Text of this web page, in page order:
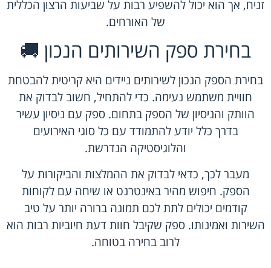
זניח, אך הוא יכול להשפיע רבות על שביעות הרצון הכללית
של האורחים.
בחירת ספק השירותים הנכון 🚚
בחירת הספק הנכון לשירותים ניידים היא קריטית להבטחת
חוויית משתמש נעימה. כדי להתחיל, חשוב לבדוק את
הוותק והניסיון של הספק בתחום. ספק עם ניסיון עשיר
בדרך כלל יודע להתמודד עם כל סוגי האירועים
והלוגיסטיקה הנדרשת.
מעבר לכך, כדאי לבדוק את ההמלצות והביקורות על
הספק. חיפוש מהיר באינטרנט או שיחה עם לקוחות
קודמים יכולים לתת לכם תמונה ברורה יותר על טיב
השירות ואמינותו. ספק שקיבל חוות דעת חיוביות רבות הוא
לרוב בחירה בטוחה.